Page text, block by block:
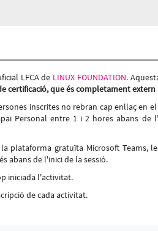
LFCA de LINUX FOUNDATION.
certificació, que és completament
inscrites no rebran cap enllaç en
Personal entre 1 i 2 hores abans de
plataforma gratuïta Microsoft Teams,
abans de l'inici de la sessió.
iniciada l'activitat.
de cada activitat.